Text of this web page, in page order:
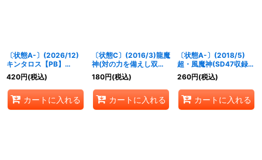
〔状態A-〕(2026/12)
キンタロス【PB】
{PB46-RV003}《白》
420円(税込)
カートに入れる
〔状態C〕(2016/3)龍魔
神(対の力を備えし双璧
の魔神)【X】{SD34-
X01}《紫》
180円(税込)
カートに入れる
〔状態A-〕(2018/5)
超・風魔神(SD47収録)
【X】{BS38-CP02}
《緑》
260円(税込)
カートに入れる